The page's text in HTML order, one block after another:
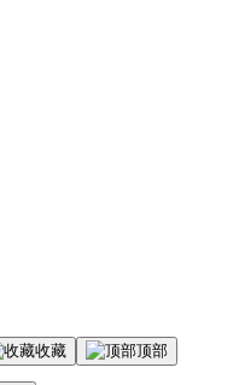
收藏 顶部